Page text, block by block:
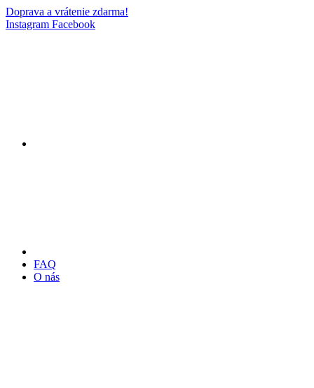
Doprava a vrátenie zdarma!
Instagram Facebook
FAQ
O nás